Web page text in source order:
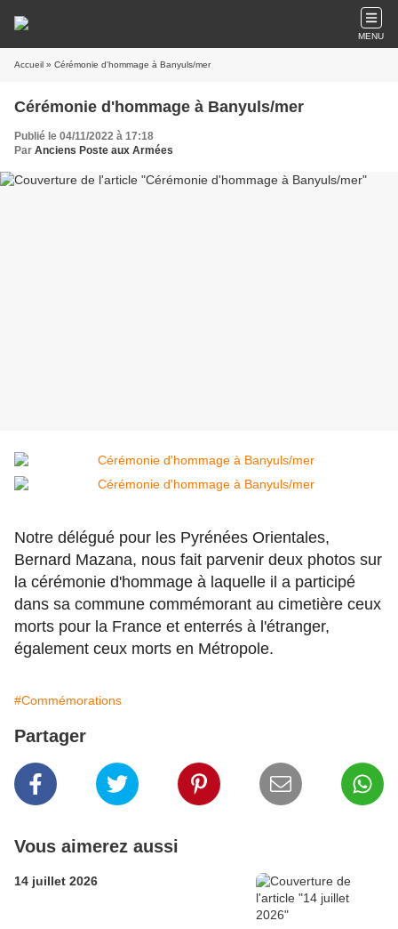
MENU
Accueil » Cérémonie d'hommage à Banyuls/mer
Cérémonie d'hommage à Banyuls/mer
Publié le 04/11/2022 à 17:18
Par Anciens Poste aux Armées
Notre délégué pour les Pyrénées Orientales,
Bernard Mazana, nous fait parvenir deux photos sur
la cérémonie d'hommage à laquelle il a participé
dans sa commune commémorant au cimetière ceux
morts pour la France et enterrés à l'étranger,
également ceux morts en Métropole.
#Commémorations
Partager
Vous aimerez aussi
14 juillet 2026